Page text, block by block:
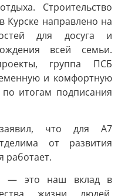
Строительство
Курске направлено на
для досуга и
всей семьи.
группа ПСБ
и комфортную
итогам подписания
что для А7
от развития
работает.
— это наш вклад в